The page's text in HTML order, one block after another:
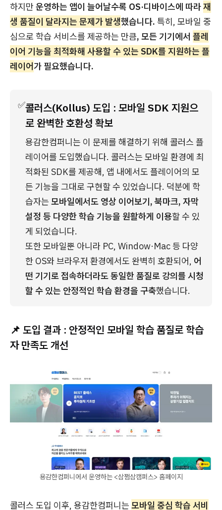
하지만 운영하는 앱이 늘어날수록 OS·디바이스에 따라재
생 품질이 달라지는 문제가 발생했습니다. 특히, 모바일 중
심으로 학습 서비스를 제공하는 만큼, 모든 기기에서 플레
이어 기능을 최적화해 사용할 수 있는 SDK를 지원하는 플
레이어가 필요했습니다.
✅콜러스(Kollus) 도입 : 모바일 SDK 지원으
로 완벽한 호환성 확보
용감한컴퍼니는 이 문제를 해결하기 위해 콜러스 플
레이어를 도입했습니다. 콜러스는 모바일 환경에 최
적화된 SDK를 제공해, 앱 내에서도 플레이어의 모
든 기능을 그대로 구현할 수 있었습니다. 덕분에 학
습자는 모바일에서도 영상 이어보기, 북마크, 자막
설정 등 다양한 학습 기능을 원활하게 이용할 수 있
게 되었습니다.
또한 모바일뿐 아니라 PC, Window·Mac 등 다양
한 OS와 브라우저 환경에서도 완벽히 호환되어, 어
떤 기기로 접속하더라도 동일한 품질로 강의를 시청
할 수 있는 안정적인 학습 환경을 구축했습니다.
📌 도입 결과 : 안정적인 모바일 학습 품질로 학습
자 만족도 개선
용감한컴퍼니에서 운영하는 <삼쩜삼캠퍼스> 홈페이지
콜러스 도입 이후, 용감한컴퍼니는 모바일 중심 학습 서비